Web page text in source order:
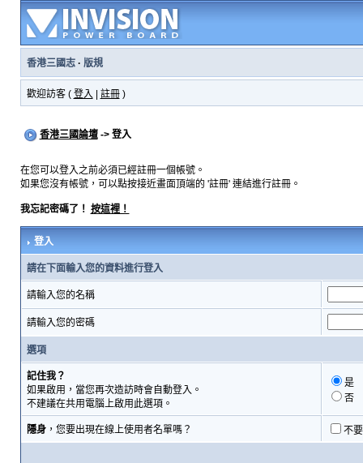
香港三國志· 版規
歡迎訪客 ( 登入 註冊)
香港三國論壇-> 登入
在您可以登入之前必須已經註冊一個帳號。
如果您沒有帳號，可以點按接近畫面頂端的 '註冊' 連結進行註冊。
我忘記密碼了！ 按這裡！
登入
請在下面輸入您的資料進行登入
請輸入您的名稱
請輸入您的密碼
選項
記住我？
如果啟用，當您再次造訪時會自動登入。
不建議在共用電腦上啟用此選項。
是
否
隱身，您要出現在線上使用者名單嗎？ 不